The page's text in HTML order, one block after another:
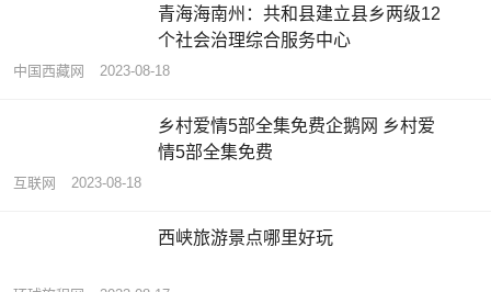
青海海南州：共和县建立县乡两级12
个社会治理综合服务中心
中国西藏网 2023-08-18
乡村爱情5部全集免费企鹅网 乡村爱
情5部全集免费
互联网 2023-08-18
西峡旅游景点哪里好玩